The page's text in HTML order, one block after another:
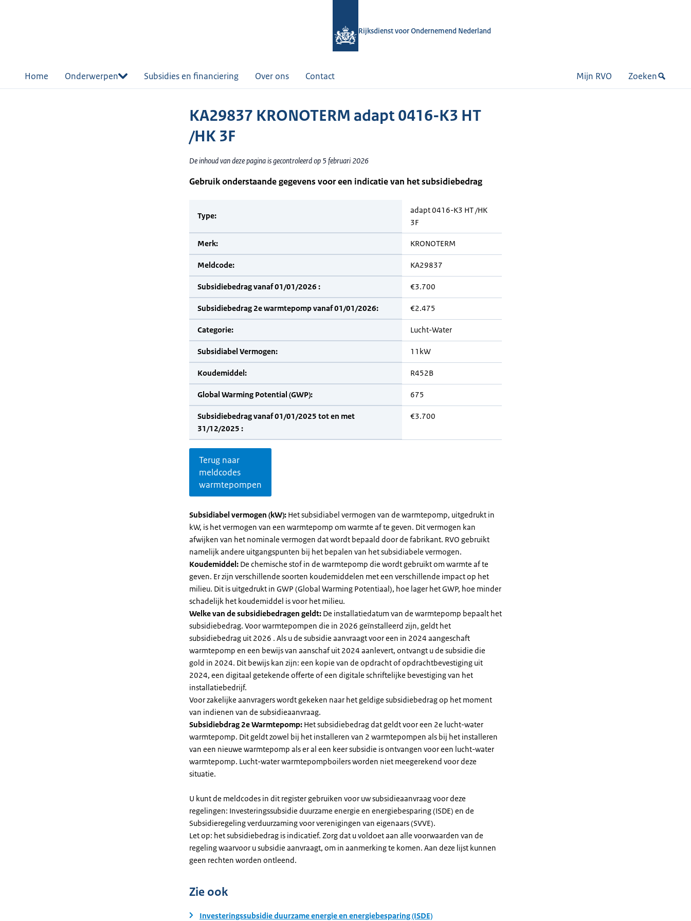
Rijksdienst voor Ondernemend Nederland
Home Onderwerpen Subsidies en financiering Over ons Contact Mijn RVO Zoeken
KA29837 KRONOTERM adapt 0416-K3 HT
/HK 3F
De inhoud van deze pagina is gecontroleerd op 5 februari 2026
Gebruik onderstaande gegevens voor een indicatie van het subsidiebedrag
Type:
adapt 0416-K3 HT /HK
3F
Merk: KRONOTERM
Meldcode: KA29837
Subsidiebedrag vanaf 01/01/2026 : €3.700
Subsidiebedrag 2e warmtepomp vanaf 01/01/2026: €2.475
Categorie: Lucht-Water
Subsidiabel Vermogen: 11kW
Koudemiddel: R452B
Global Warming Potential (GWP): 675
Subsidiebedrag vanaf 01/01/2025 tot en met
31/12/2025 :
€3.700
Terug naar
meldcodes
warmtepompen
Subsidiabel vermogen (kW): Het subsidiabel vermogen van de warmtepomp, uitgedrukt in
kW, is het vermogen van een warmtepomp om warmte af te geven. Dit vermogen kan
afwijken van het nominale vermogen dat wordt bepaald door de fabrikant. RVO gebruikt
namelijk andere uitgangspunten bij het bepalen van het subsidiabele vermogen.
Koudemiddel: De chemische stof in de warmtepomp die wordt gebruikt om warmte af te
geven. Er zijn verschillende soorten koudemiddelen met een verschillende impact op het
milieu. Dit is uitgedrukt in GWP (Global Warming Potentiaal), hoe lager het GWP, hoe minder
schadelijk het koudemiddel is voor het milieu.
Welke van de subsidiebedragen geldt: De installatiedatum van de warmtepomp bepaalt het
subsidiebedrag. Voor warmtepompen die in 2026 geïnstalleerd zijn, geldt het
subsidiebedrag uit 2026 . Als u de subsidie aanvraagt voor een in 2024 aangeschaft
warmtepomp en een bewijs van aanschaf uit 2024 aanlevert, ontvangt u de subsidie die
gold in 2024. Dit bewijs kan zijn: een kopie van de opdracht of opdrachtbevestiging uit
2024, een digitaal getekende offerte of een digitale schriftelijke bevestiging van het
installatiebedrijf.
Voor zakelijke aanvragers wordt gekeken naar het geldige subsidiebedrag op het moment
van indienen van de subsidieaanvraag.
Subsidiebdrag 2e Warmtepomp: Het subsidiebedrag dat geldt voor een 2e lucht-water
warmtepomp. Dit geldt zowel bij het installeren van 2 warmtepompen als bij het installeren
van een nieuwe warmtepomp als er al een keer subsidie is ontvangen voor een lucht-water
warmtepomp. Lucht-water warmtepompboilers worden niet meegerekend voor deze
situatie.
U kunt de meldcodes in dit register gebruiken voor uw subsidieaanvraag voor deze
regelingen: Investeringssubsidie duurzame energie en energiebesparing (ISDE) en de
Subsidieregeling verduurzaming voor verenigingen van eigenaars (SVVE).
Let op: het subsidiebedrag is indicatief. Zorg dat u voldoet aan alle voorwaarden van de
regeling waarvoor u subsidie aanvraagt, om in aanmerking te komen. Aan deze lijst kunnen
geen rechten worden ontleend.
Zie ook
Investeringssubsidie duurzame energie en energiebesparing (ISDE)